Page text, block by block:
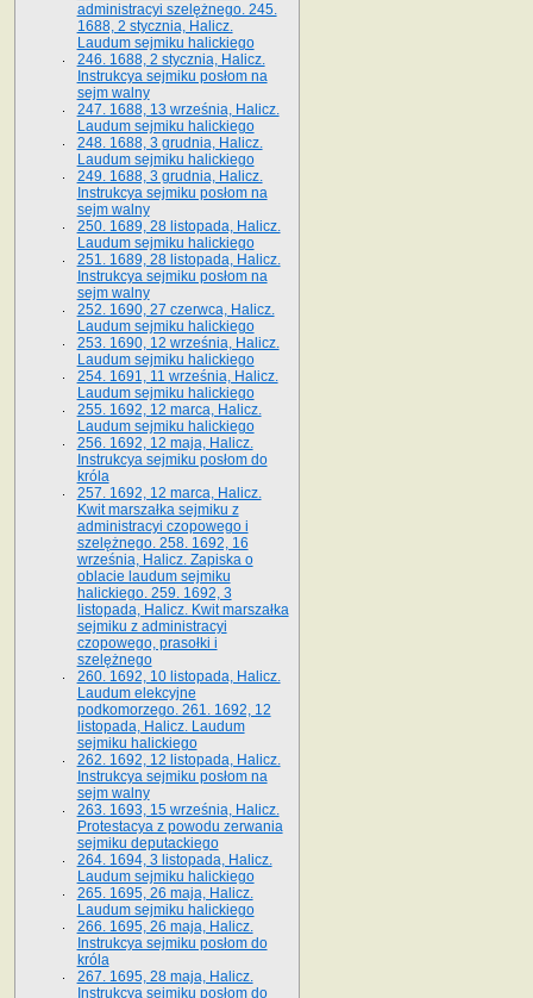
administracyi szelężnego. 245.
1688, 2 stycznia, Halicz.
Laudum sejmiku halickiego
246. 1688, 2 stycznia, Halicz.
Instrukcya sejmiku posłom na
sejm walny
247. 1688, 13 września, Halicz.
Laudum sejmiku halickiego
248. 1688, 3 grudnia, Halicz.
Laudum sejmiku halickiego
249. 1688, 3 grudnia, Halicz.
Instrukcya sejmiku posłom na
sejm walny
250. 1689, 28 listopada, Halicz.
Laudum sejmiku halickiego
251. 1689, 28 listopada, Halicz.
Instrukcya sejmiku posłom na
sejm walny
252. 1690, 27 czerwca, Halicz.
Laudum sejmiku halickiego
253. 1690, 12 września, Halicz.
Laudum sejmiku halickiego
254. 1691, 11 września, Halicz.
Laudum sejmiku halickiego
255. 1692, 12 marca, Halicz.
Laudum sejmiku halickiego
256. 1692, 12 maja, Halicz.
Instrukcya sejmiku posłom do
króla
257. 1692, 12 marca, Halicz.
Kwit marszałka sejmiku z
administracyi czopowego i
szelężnego. 258. 1692, 16
września, Halicz. Zapiska o
oblacie laudum sejmiku
halickiego. 259. 1692, 3
listopada, Halicz. Kwit marszałka
sejmiku z administracyi
czopowego, prasołki i
szelężnego
260. 1692, 10 listopada, Halicz.
Laudum elekcyjne
podkomorzego. 261. 1692, 12
listopada, Halicz. Laudum
sejmiku halickiego
262. 1692, 12 listopada, Halicz.
Instrukcya sejmiku posłom na
sejm walny
263. 1693, 15 września, Halicz.
Protestacya z powodu zerwania
sejmiku deputackiego
264. 1694, 3 listopada, Halicz.
Laudum sejmiku halickiego
265. 1695, 26 maja, Halicz.
Laudum sejmiku halickiego
266. 1695, 26 maja, Halicz.
Instrukcya sejmiku posłom do
króla
267. 1695, 28 maja, Halicz.
Instrukcya sejmiku posłom do